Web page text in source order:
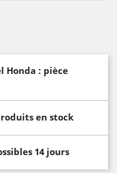
Honda : pièce
en stock
14 jours